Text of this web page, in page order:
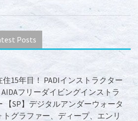
Posts
住15年目！ PADIインストラクター
AIDAフリーダイビングインストラ
【SP】デジタルアンダーウォータ
トグラファー、ディープ、エンリ